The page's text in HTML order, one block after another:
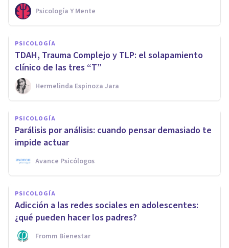
Psicología Y Mente
PSICOLOGÍA
TDAH, Trauma Complejo y TLP: el solapamiento
clínico de las tres “T”
Hermelinda Espinoza Jara
PSICOLOGÍA
Parálisis por análisis: cuando pensar demasiado te
impide actuar
Avance Psicólogos
PSICOLOGÍA
Adicción a las redes sociales en adolescentes:
¿qué pueden hacer los padres?
Fromm Bienestar